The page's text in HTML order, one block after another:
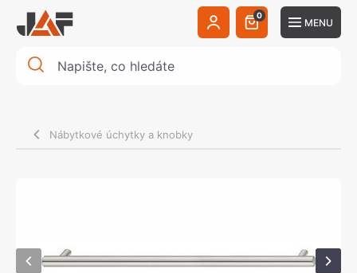
0
MENU
Nábytkové úchytky a knobky